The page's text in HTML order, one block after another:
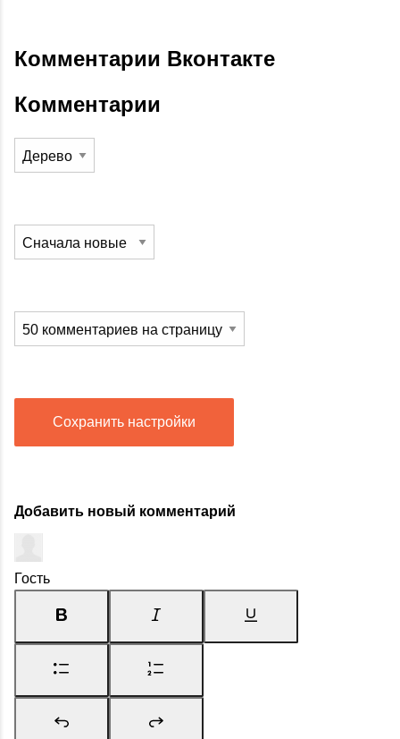
Комментарии Вконтакте
Комментарии
Сохранить настройки
Добавить новый комментарий
Гость